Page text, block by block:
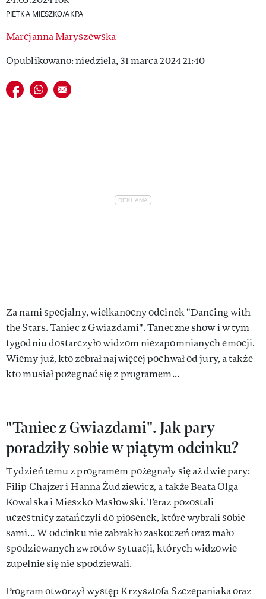
MAGAZYN VIVA!
PIĘTKA MIESZKO/AKPA
Marcjanna Maryszewska
Opublikowano: niedziela, 31 marca 2024 21:40
Udostępnij na facebook
Udostępnij na whatsapp
E-mail do przyjaciela
Za nami specjalny, wielkanocny odcinek "Dancing with
the Stars. Taniec z Gwiazdami". Taneczne show i w tym
tygodniu dostarczyło widzom niezapomnianych emocji.
Wiemy już, kto zebrał najwięcej pochwał od jury, a także
kto musiał pożegnać się z programem...
"Taniec z Gwiazdami". Jak pary
poradziły sobie w piątym odcinku?
Tydzień temu z programem pożegnały się aż dwie pary:
Filip Chajzer i Hanna Żudziewicz, a także Beata Olga
Kowalska i Mieszko Masłowski. Teraz pozostali
uczestnicy zatańczyli do piosenek, które wybrali sobie
sami... W odcinku nie zabrakło zaskoczeń oraz mało
spodziewanych zwrotów sytuacji, których widzowie
zupełnie się nie spodziewali.
Program otworzył występ Krzysztofa Szczepaniaka oraz